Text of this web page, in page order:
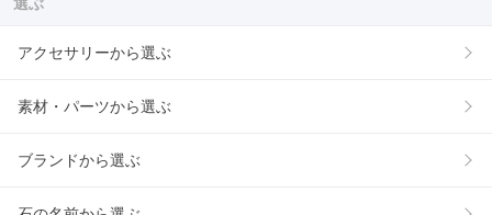
アクセサリーから選ぶ
素材・パーツから選ぶ
ブランドから選ぶ